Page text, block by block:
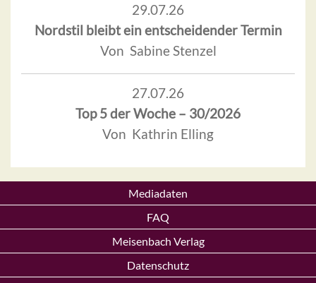
29.07.26
Nordstil bleibt ein entscheidender Termin
Von Sabine Stenzel
27.07.26
Top 5 der Woche – 30/2026
Von Kathrin Elling
Mediadaten
FAQ
Meisenbach Verlag
Datenschutz